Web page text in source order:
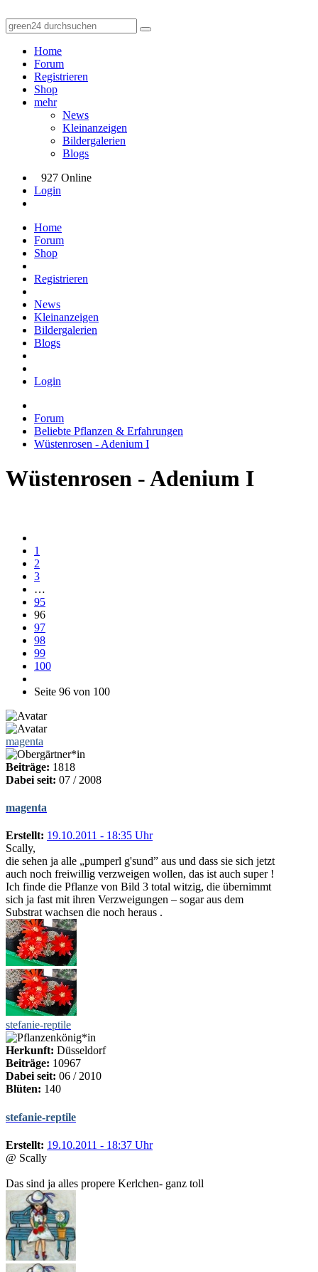
Home
Forum
Registrieren
Shop
mehr
News
Kleinanzeigen
Bildergalerien
Blogs
927 Online
Login
Home
Forum
Shop
Registrieren
News
Kleinanzeigen
Bildergalerien
Blogs
Login
Forum
Beliebte Pflanzen & Erfahrungen
Wüstenrosen - Adenium I
Wüstenrosen - Adenium I
1
2
3
…
95
96
97
98
99
100
Seite 96 von 100
magenta
Beiträge: 1818
Dabei seit: 07 / 2008
magenta
Erstellt: 19.10.2011 - 18:35 Uhr
Scally,
die sehen ja alle „pumperl g'sund” aus und dass sie sich jetzt
auch noch freiwillig verzweigen wollen, das ist auch super !
Ich finde die Pflanze von Bild 3 total witzig, die übernimmt
sich ja fast mit ihren Verzweigungen – sogar aus dem
Substrat wachsen die noch heraus .
stefanie-reptile
Herkunft: Düsseldorf
Beiträge: 10967
Dabei seit: 06 / 2010
Blüten: 140
stefanie-reptile
Erstellt: 19.10.2011 - 18:37 Uhr
@ Scally
Das sind ja alles propere Kerlchen- ganz toll